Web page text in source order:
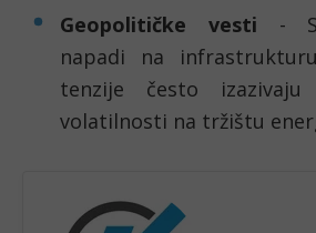
Geopolitičke vesti -
napadi na
tenzije često izazivaju
volatilnosti na tržištu